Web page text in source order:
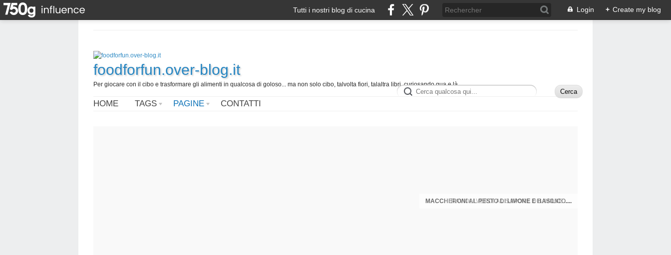
Tutti i nostri blog di cucina Login + Create my blog
foodforfun.over-blog.it
Per giocare con il cibo e trasformare gli alimenti in qualcosa di goloso... ma non solo cibo, talvolta fiori, talaltra libri, curiosando qua e là.
HOME TAGS PAGINE CONTATTI
MACCHERONI AL PESTO DI LIMONE E BASILICO....
RAVIOLI VERDI AL SAPORE DI LIMONE .....